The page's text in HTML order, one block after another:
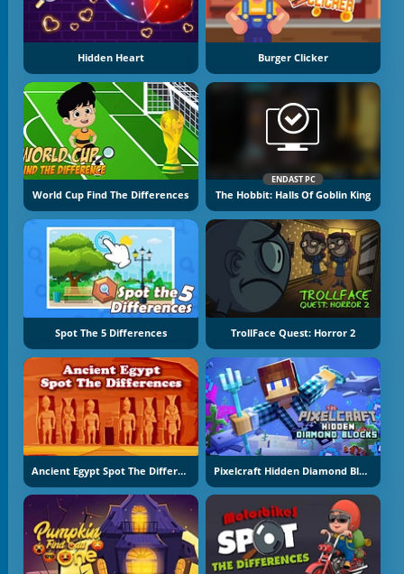
Hidden Heart Burger Clicker
World Cup Find The Differences
ENDAST PC
The Hobbit: Halls Of Goblin King
Spot The 5 Differences TrollFace Quest: Horror 2
Ancient Egypt Spot The Differences Pixelcraft Hidden Diamond Blocks